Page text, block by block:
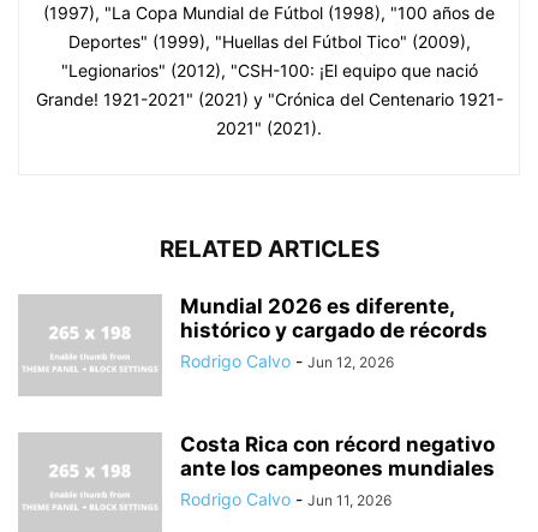
(1997), "La Copa Mundial de Fútbol (1998), "100 años de
Deportes" (1999), "Huellas del Fútbol Tico" (2009),
"Legionarios" (2012), "CSH-100: ¡El equipo que nació
Grande! 1921-2021" (2021) y "Crónica del Centenario 1921-
2021" (2021).
RELATED ARTICLES
Mundial 2026 es diferente,
histórico y cargado de récords
Rodrigo Calvo - Jun 12, 2026
Costa Rica con récord negativo
ante los campeones mundiales
Rodrigo Calvo - Jun 11, 2026